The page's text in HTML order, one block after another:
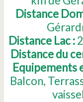
Distance
Distance Lac :
Distance du
Equipements
Balcon